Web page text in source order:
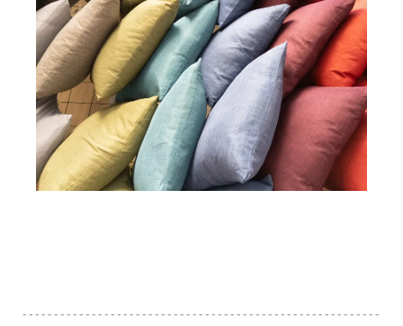
---------------------------------------------------------